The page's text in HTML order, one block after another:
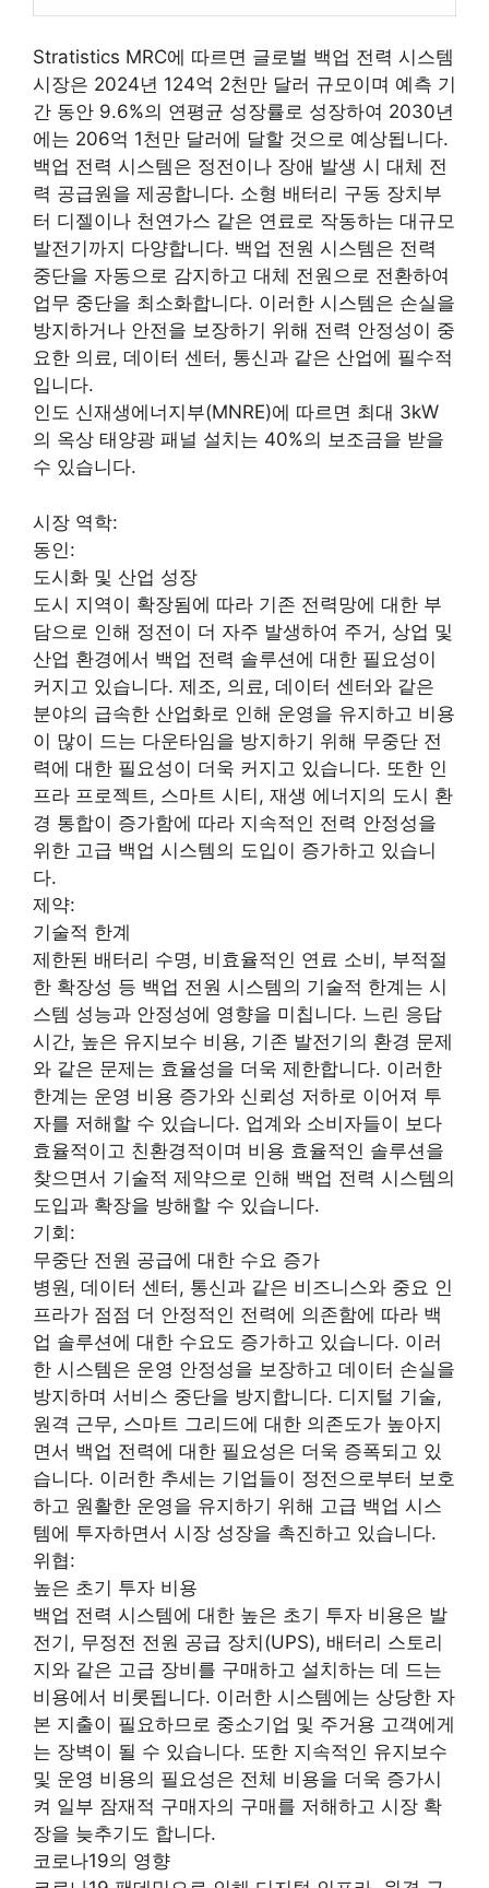
Stratistics MRC에 따르면 글로벌 백업 전력 시스템
시장은 2024년 124억 2천만 달러 규모이며 예측 기
간 동안 9.6%의 연평균 성장률로 성장하여 2030년
에는 206억 1천만 달러에 달할 것으로 예상됩니다.
백업 전력 시스템은 정전이나 장애 발생 시 대체 전
력 공급원을 제공합니다. 소형 배터리 구동 장치부
터 디젤이나 천연가스 같은 연료로 작동하는 대규모
발전기까지 다양합니다. 백업 전원 시스템은 전력
중단을 자동으로 감지하고 대체 전원으로 전환하여
업무 중단을 최소화합니다. 이러한 시스템은 손실을
방지하거나 안전을 보장하기 위해 전력 안정성이 중
요한 의료, 데이터 센터, 통신과 같은 산업에 필수적
입니다.
인도 신재생에너지부(MNRE)에 따르면 최대 3kW
의 옥상 태양광 패널 설치는 40%의 보조금을 받을
수 있습니다.
시장 역학:
동인:
도시화 및 산업 성장
도시 지역이 확장됨에 따라 기존 전력망에 대한 부
담으로 인해 정전이 더 자주 발생하여 주거, 상업 및
산업 환경에서 백업 전력 솔루션에 대한 필요성이
커지고 있습니다. 제조, 의료, 데이터 센터와 같은
분야의 급속한 산업화로 인해 운영을 유지하고 비용
이 많이 드는 다운타임을 방지하기 위해 무중단 전
력에 대한 필요성이 더욱 커지고 있습니다. 또한 인
프라 프로젝트, 스마트 시티, 재생 에너지의 도시 환
경 통합이 증가함에 따라 지속적인 전력 안정성을
위한 고급 백업 시스템의 도입이 증가하고 있습니
다.
제약:
기술적 한계
제한된 배터리 수명, 비효율적인 연료 소비, 부적절
한 확장성 등 백업 전원 시스템의 기술적 한계는 시
스템 성능과 안정성에 영향을 미칩니다. 느린 응답
시간, 높은 유지보수 비용, 기존 발전기의 환경 문제
와 같은 문제는 효율성을 더욱 제한합니다. 이러한
한계는 운영 비용 증가와 신뢰성 저하로 이어져 투
자를 저해할 수 있습니다. 업계와 소비자들이 보다
효율적이고 친환경적이며 비용 효율적인 솔루션을
찾으면서 기술적 제약으로 인해 백업 전력 시스템의
도입과 확장을 방해할 수 있습니다.
기회:
무중단 전원 공급에 대한 수요 증가
병원, 데이터 센터, 통신과 같은 비즈니스와 중요 인
프라가 점점 더 안정적인 전력에 의존함에 따라 백
업 솔루션에 대한 수요도 증가하고 있습니다. 이러
한 시스템은 운영 안정성을 보장하고 데이터 손실을
방지하며 서비스 중단을 방지합니다. 디지털 기술,
원격 근무, 스마트 그리드에 대한 의존도가 높아지
면서 백업 전력에 대한 필요성은 더욱 증폭되고 있
습니다. 이러한 추세는 기업들이 정전으로부터 보호
하고 원활한 운영을 유지하기 위해 고급 백업 시스
템에 투자하면서 시장 성장을 촉진하고 있습니다.
위협:
높은 초기 투자 비용
백업 전력 시스템에 대한 높은 초기 투자 비용은 발
전기, 무정전 전원 공급 장치(UPS), 배터리 스토리
지와 같은 고급 장비를 구매하고 설치하는 데 드는
비용에서 비롯됩니다. 이러한 시스템에는 상당한 자
본 지출이 필요하므로 중소기업 및 주거용 고객에게
는 장벽이 될 수 있습니다. 또한 지속적인 유지보수
및 운영 비용의 필요성은 전체 비용을 더욱 증가시
켜 일부 잠재적 구매자의 구매를 저해하고 시장 확
장을 늦추기도 합니다.
코로나19의 영향